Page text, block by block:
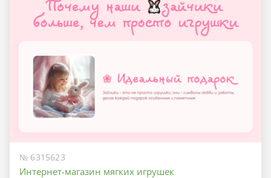
№ 6315623
Интернет-магазин мягких игрушек